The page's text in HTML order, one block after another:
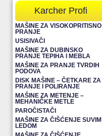
Karcher Profi
MAŠINE ZA VISOKOPRITISNO
PRANJE
USISIVAČI
MAŠINE ZA DUBINSKO
PRANJE TEPIHA I MEBLA
MAŠINE ZA PRANJE TVRDIH
PODOVA
DISK MAŠINE – ČETKARE ZA
PRANJE I POLIRANJE
MAŠINE ZA METENJE –
MEHANIČKE METLE
PAROČISTAČI
MAŠINE ZA ČIŠĆENJE SUVIM
LEDOM